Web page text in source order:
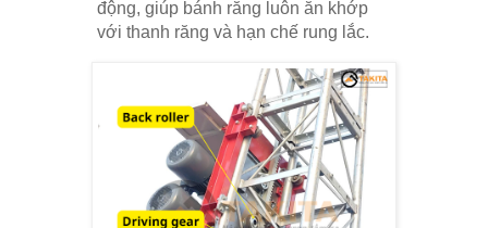
động, giúp bánh răng luôn ăn khớp
với thanh răng và hạn chế rung lắc.